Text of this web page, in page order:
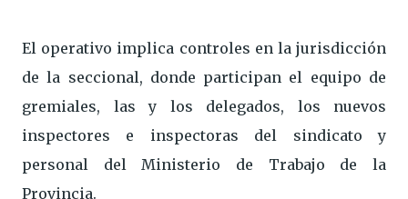
El operativo implica controles en la jurisdicción
de la seccional, donde participan el equipo de
gremiales, las y los delegados, los nuevos
inspectores e inspectoras del sindicato y
personal del Ministerio de Trabajo de la
Provincia.